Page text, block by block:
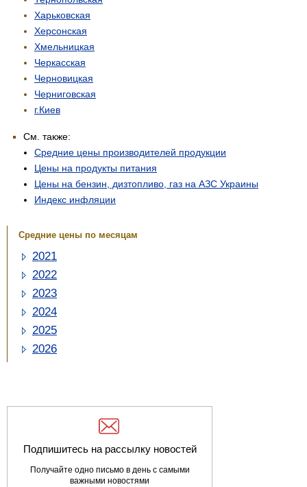
Харьковская
Херсонская
Хмельницкая
Черкасская
Черновицкая
Черниговская
г.Киев
См. также:
Средние цены производителей продукции
Цены на продукты питания
Цены на бензин, дизтопливо, газ на АЗС Украины
Индекс инфляции
Средние цены по месяцам
2021
2022
2023
2024
2025
2026
Подпишитесь на рассылку новостей
Получайте одно письмо в день с самыми
важными новостями